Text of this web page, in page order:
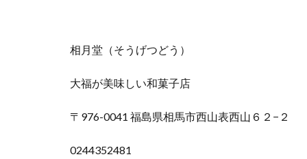
相月堂（そうげつどう）
大福が美味しい和菓子店
〒976-0041 福島県相馬市西山表西山６２−２
0244352481